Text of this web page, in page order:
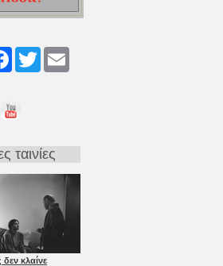
FacebookTwitter
ταινίες
δεν κλαίνε